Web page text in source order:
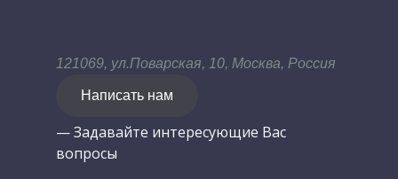
121069, ул.Поварская, 10, Москва, Россия
Написать нам
— Задавайте интересующие Вас
вопросы